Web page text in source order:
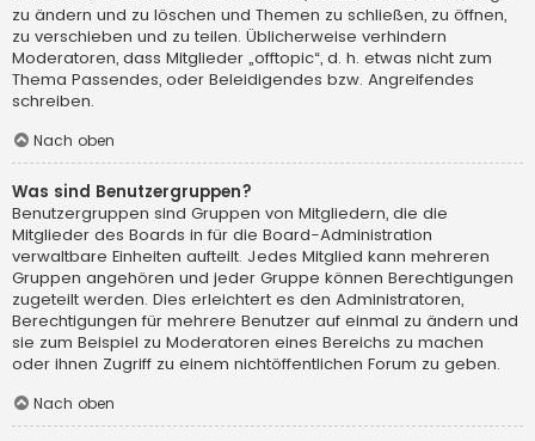
zu ändern und zu löschen und Themen zu schließen, zu öffnen,
zu verschieben und zu teilen. Üblicherweise verhindern
Moderatoren, dass Mitglieder „offtopic“, d. h. etwas nicht zum
Thema Passendes, oder Beleidigendes bzw. Angreifendes
schreiben.
Nach oben
Was sind Benutzergruppen?
Benutzergruppen sind Gruppen von Mitgliedern, die die
Mitglieder des Boards in für die Board-Administration
verwaltbare Einheiten aufteilt. Jedes Mitglied kann mehreren
Gruppen angehören und jeder Gruppe können Berechtigungen
zugeteilt werden. Dies erleichtert es den Administratoren,
Berechtigungen für mehrere Benutzer auf einmal zu ändern und
sie zum Beispiel zu Moderatoren eines Bereichs zu machen
oder ihnen Zugriff zu einem nichtöffentlichen Forum zu geben.
Nach oben